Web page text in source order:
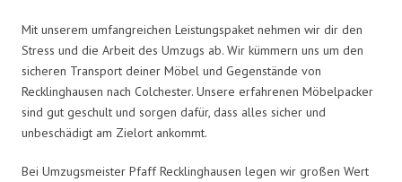
Mit unserem umfangreichen Leistungspaket nehmen wir dir den
Stress und die Arbeit des Umzugs ab. Wir kümmern uns um den
sicheren Transport deiner Möbel und Gegenstände von
Recklinghausen nach Colchester. Unsere erfahrenen Möbelpacker
sind gut geschult und sorgen dafür, dass alles sicher und
unbeschädigt am Zielort ankommt.
Bei Umzugsmeister Pfaff Recklinghausen legen wir großen Wert